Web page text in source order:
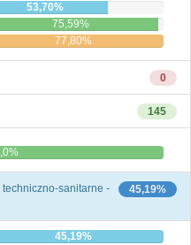
53,70%
75,59%
77,80%
0
145
45,19%
sanitarne -
45,19%